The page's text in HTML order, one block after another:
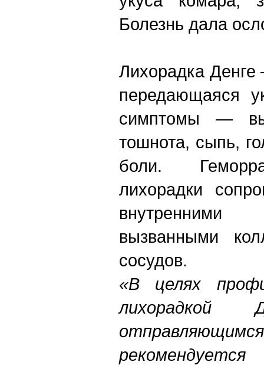
Болезнь дала
Лихорадка Денге
передающаяся
симптомы —
тошнота, сыпь,
боли.
лихорадки
внутренними
вызванными
сосудов.
«В целях
лихорадкой